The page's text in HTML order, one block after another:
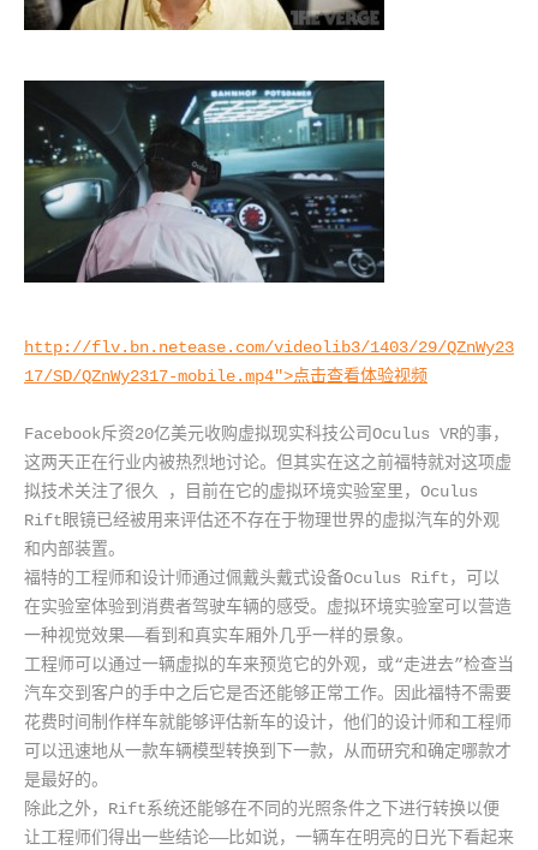
http://flv.bn.netease.com/videolib3/1403/29/QZnWy23
17/SD/QZnWy2317-mobile.mp4">点击查看体验视频
Facebook斥资20亿美元收购虚拟现实科技公司Oculus VR的事，
这两天正在行业内被热烈地讨论。但其实在这之前福特就对这项虚
拟技术关注了很久 ，目前在它的虚拟环境实验室里，Oculus
Rift眼镜已经被用来评估还不存在于物理世界的虚拟汽车的外观
和内部装置。
福特的工程师和设计师通过佩戴头戴式设备Oculus Rift，可以
在实验室体验到消费者驾驶车辆的感受。虚拟环境实验室可以营造
一种视觉效果——看到和真实车厢外几乎一样的景象。
工程师可以通过一辆虚拟的车来预览它的外观，或“走进去”检查当
汽车交到客户的手中之后它是否还能够正常工作。因此福特不需要
花费时间制作样车就能够评估新车的设计，他们的设计师和工程师
可以迅速地从一款车辆模型转换到下一款，从而研究和确定哪款才
是最好的。
除此之外，Rift系统还能够在不同的光照条件之下进行转换以便
让工程师们得出一些结论——比如说，一辆车在明亮的日光下看起来